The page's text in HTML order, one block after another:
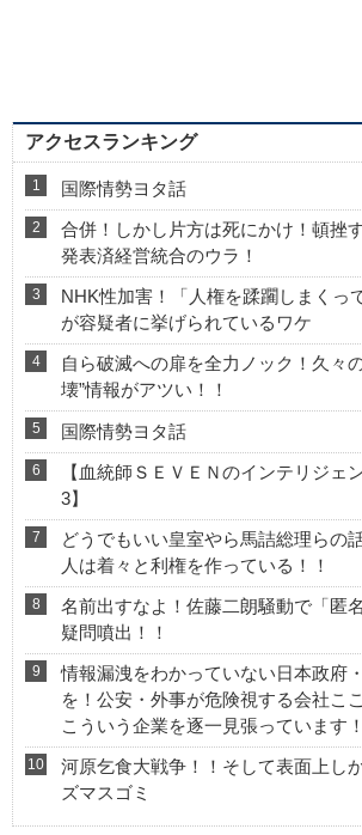
アクセスランキング
国際情勢ヨタ話
合併！しかし片方は死にかけ！頓挫
発表済経営統合のウラ！
NHK性加害！「人権を蹂躙しまくっ
が容疑者に挙げられているワケ
自ら破滅への扉を全力ノック！久々
壊”情報がアツい！！
国際情勢ヨタ話
【血統師ＳＥＶＥＮのインテリジェ
3】
どうでもいい皇室やら馬詰総理らの
人は着々と利権を作っている！！
名前出すなよ！佐藤二朗騒動で「匿
疑問噴出！！
情報漏洩をわかっていない日本政府
を！公安・外事が危険視する会社こ
こういう企業を逐一見張っています！
河原乞食大戦争！！そして表面上し
ズマスゴミ